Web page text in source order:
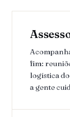
fim:
logística
a gente